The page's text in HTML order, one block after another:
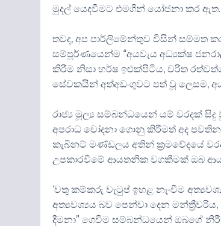
මුදල් යෙදවීමට එමගින් යෝජනා කර ඇත.
තවද, අප පාර්ලිමේන්තුව විසින් සම්මත
සම්පූර්ණයෙන්ම “අයවැය අධ්‍යක්ෂ
කිරීම නිසා හර්ෂ ඉළුක්පිටිය, චරිත
සේවකයින් අත්අඩංගුවට පත් වූ ලෙසම,
රාජ්‍ය මූල්‍ය සම්බන්ධයෙන් යම් වරදක් සිදු
අපරාධ චෝදනා ගොනු කිරීමත් අද
කැබිනට් මණ්ඩලය අතින් ක්‍රමවේදයේ
උපකාරවීමේ ආයතනික වගකීමක් ඔබ
‘වතු කම්කරු වැටුප් ඉහළ නැංවීම
අත්‍යවශ්‍යය බව පෙන්වා දෙන
දීමනා” ගෙවීම සම්බන්ධයෙන් ඔබගේ